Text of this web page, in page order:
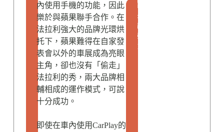
內使用手機的功能，因此
樂於與蘋果聯手合作。在
法拉利強大的品牌光環烘
托下，蘋果難得在自家發
表會以外的車展成為亮眼
主角，卻也沒有「偷走」
法拉利的秀，兩大品牌相
輔相成的運作模式，可說
十分成功。
即使在車內使用CarPlay的
精
品
汽
車
M